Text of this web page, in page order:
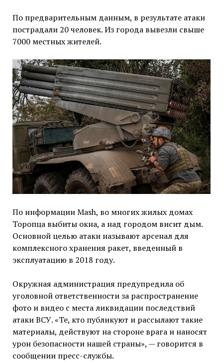
По предварительным данным, в результате атаки
пострадали 20 человек. Из города вывезли свыше
7000 местных жителей.
По информации Mash, во многих жилых домах
Торопца выбиты окна, а над городом висит дым.
Основной целью атаки называют арсенал для
комплексного хранения ракет, введенный в
эксплуатацию в 2018 году.
Окружная администрация предупредила об
уголовной ответственности за распространение
фото и видео с места ликвидации последствий
атаки ВСУ. «Те, кто публикуют и рассылают такие
материалы, действуют на стороне врага и наносят
урон безопасности нашей страны», — говорится в
сообщении пресс-службы.